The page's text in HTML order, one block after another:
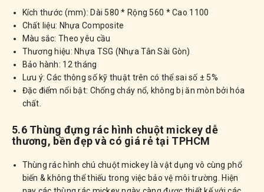
Kích thước (mm): Dài 580 * Rộng 560 * Cao 1100
Chất liệu: Nhựa Composite
Màu sắc: Theo yêu cầu
Thương hiệu: Nhựa TSG (Nhựa Tân Sài Gòn)
Bảo hành: 12 tháng
Lưu ý: Các thông số kỹ thuật trên có thể sai số ± 5%
Đặc điểm nổi bật: Chống cháy nổ, không bị ăn mòn bởi hóa
chất.
5.6 Thùng đựng rác hình chuột mickey dễ
thương, bền đẹp và có giá rẻ tại TPHCM
Thùng rác hình chú chuột mickey là vật dụng vô cùng phổ
biến & không thể thiếu trong việc bảo vệ môi trường. Hiện